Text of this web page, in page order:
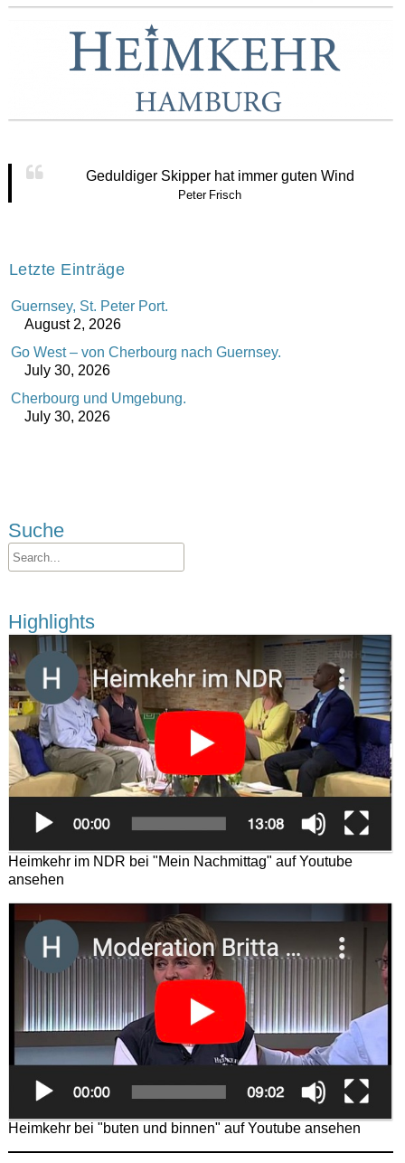
Geduldiger Skipper hat immer guten Wind
Peter Frisch
Letzte Einträge
Guernsey, St. Peter Port.
August 2, 2026
Go West – von Cherbourg nach Guernsey.
July 30, 2026
Cherbourg und Umgebung.
July 30, 2026
Suche
Highlights
Heimkehr im NDR bei "Mein Nachmittag" auf Youtube
ansehen
Heimkehr bei "buten und binnen" auf Youtube ansehen